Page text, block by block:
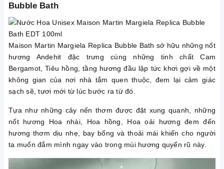
Bubble Bath
Maison Martin Margiela Replica Bubble Bath sở hữu những nốt
hương Andehit đặc trưng cùng những tinh chất Cam
Bergamot, Tiêu hồng, tầng hương đầu lập tức khơi gợi về một
không gian của nơi nhà tắm quen thuộc, đem lại cảm giác
sạch sẽ, tươi mới từ lúc bước ra từ đó.
Tựa như những cây nến thơm được đặt xung quanh, những
nốt hương Hoa nhài, Hoa hồng, Hoa oải hương đem đến
hương thơm dịu nhẹ, bay bổng và thoải mái khiến cho người
ta muốn đắm mình ngay vào trong mùi hương quyến rũ này.